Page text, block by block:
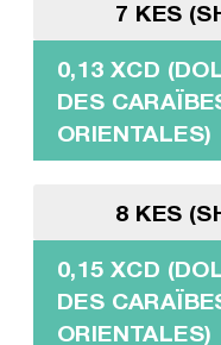
7 KES
0,13 XCD
DES
ORIENTALES)
8 KES
0,15 XCD
DES
ORIENTALES)